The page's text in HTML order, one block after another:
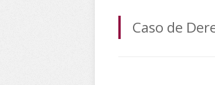
Caso de